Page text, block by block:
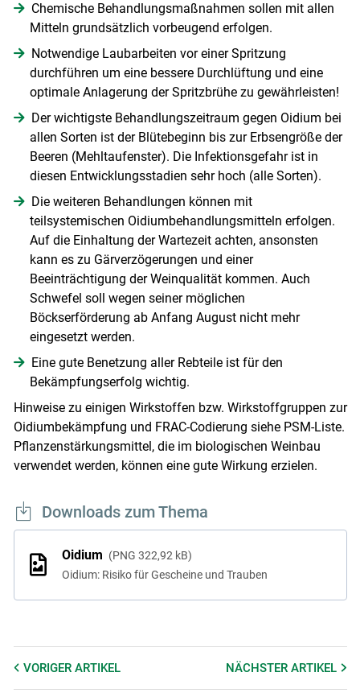
Chemische Behandlungsmaßnahmen sollen mit allen
Mitteln grundsätzlich vorbeugend erfolgen.
Notwendige Laubarbeiten vor einer Spritzung
durchführen um eine bessere Durchlüftung und eine
optimale Anlagerung der Spritzbrühe zu gewährleisten!
Der wichtigste Behandlungszeitraum gegen Oidium bei
allen Sorten ist der Blütebeginn bis zur Erbsengröße der
Beeren (Mehltaufenster). Die Infektionsgefahr ist in
diesen Entwicklungsstadien sehr hoch (alle Sorten).
Die weiteren Behandlungen können mit
teilsystemischen Oidiumbehandlungsmitteln erfolgen.
Auf die Einhaltung der Wartezeit achten, ansonsten
kann es zu Gärverzögerungen und einer
Beeinträchtigung der Weinqualität kommen. Auch
Schwefel soll wegen seiner möglichen
Böckserförderung ab Anfang August nicht mehr
eingesetzt werden.
Eine gute Benetzung aller Rebteile ist für den
Bekämpfungserfolg wichtig.
Hinweise zu einigen Wirkstoffen bzw. Wirkstoffgruppen zur
Oidiumbekämpfung und FRAC-Codierung siehe PSM-Liste.
Pflanzenstärkungsmittel, die im biologischen Weinbau
verwendet werden, können eine gute Wirkung erzielen.
Downloads zum Thema
Oidium PNG 322,92 kB
Oidium: Risiko für Gescheine und Trauben
VORIGER ARTIKEL NÄCHSTERARTIKEL